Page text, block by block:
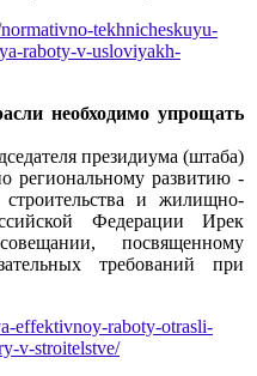
tekhnicheskuyu-
raboty-v-usloviyakh-
необходимо упрощать
президиума (штаба)
региональному развитию -
строительства и жилищно-
Федерации Ирек
посвященному
требований при
effektivnoy-raboty-otrasli-
v-stroitelstve/